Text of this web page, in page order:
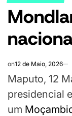
IN
on12 de Maio, 2026
Maputo, 12
presidencial
um